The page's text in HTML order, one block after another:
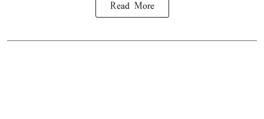
Read More